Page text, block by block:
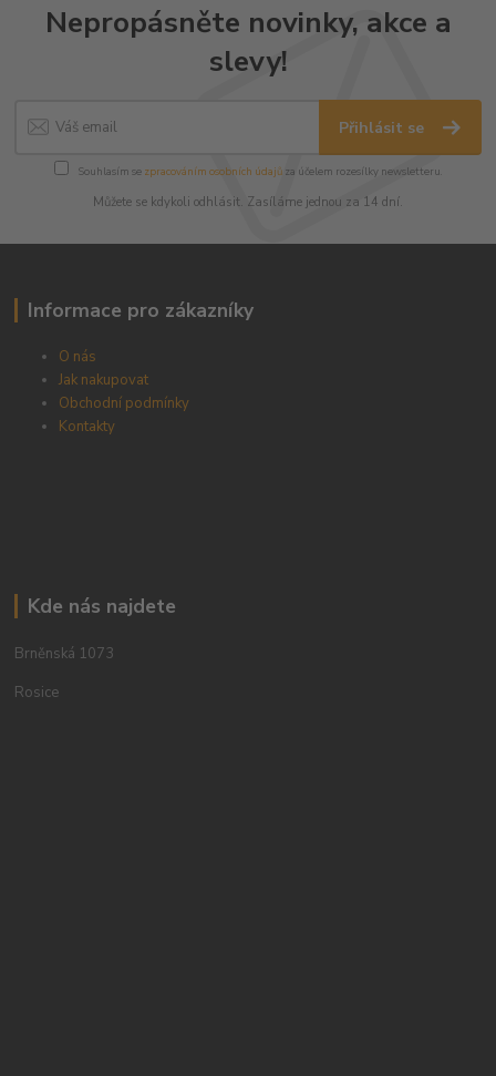
Nepropásněte novinky, akce a
slevy!
Přihlásit se
Souhlasím se zpracováním osobních údajůza účelem rozesílky newsletteru.
Můžete se kdykoli odhlásit. Zasíláme jednou za 14 dní.
Informace pro zákazníky
O nás
Jak nakupovat
Obchodní podmínky
Kontakty
Kde nás najdete
Brněnská 1073
Rosice